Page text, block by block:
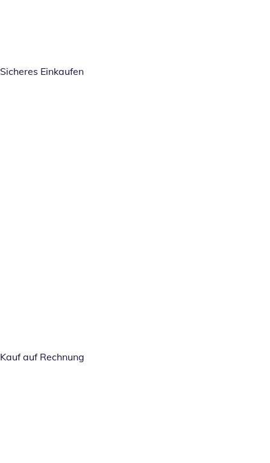
Sicheres Einkaufen
Kauf auf Rechnung